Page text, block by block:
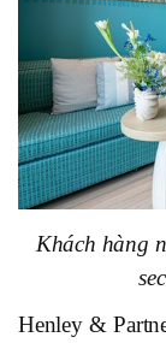
Khách hàng
Henley &